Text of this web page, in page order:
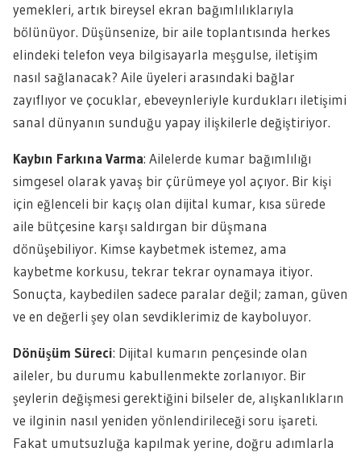
yemekleri, artık bireysel ekran bağımlılıklarıyla
bölünüyor. Düşünsenize, bir aile toplantısında herkes
elindeki telefon veya bilgisayarla meşgulse, iletişim
nasıl sağlanacak? Aile üyeleri arasındaki bağlar
zayıflıyor ve çocuklar, ebeveynleriyle kurdukları iletişimi
sanal dünyanın sunduğu yapay ilişkilerle değiştiriyor.
Kaybın Farkına Varma: Ailelerde kumar bağımlılığı
simgesel olarak yavaş bir çürümeye yol açıyor. Bir kişi
için eğlenceli bir kaçış olan dijital kumar, kısa sürede
aile bütçesine karşı saldırgan bir düşmana
dönüşebiliyor. Kimse kaybetmek istemez, ama
kaybetme korkusu, tekrar tekrar oynamaya itiyor.
Sonuçta, kaybedilen sadece paralar değil; zaman, güven
ve en değerli şey olan sevdiklerimiz de kayboluyor.
Dönüşüm Süreci: Dijital kumarın pençesinde olan
aileler, bu durumu kabullenmekte zorlanıyor. Bir
şeylerin değişmesi gerektiğini bilseler de, alışkanlıkların
ve ilginin nasıl yeniden yönlendirileceği soru işareti.
Fakat umutsuzluğa kapılmak yerine, doğru adımlarla